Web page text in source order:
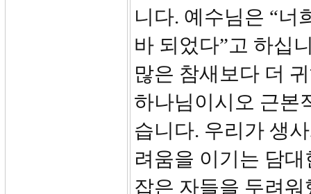
니다. 예수님은 “너
바 되었다”고 하십
많은 참새보다 더
하나님이시오 근본
습니다. 우리가 생
려움을 이기는 담
잡은 자들을 두려